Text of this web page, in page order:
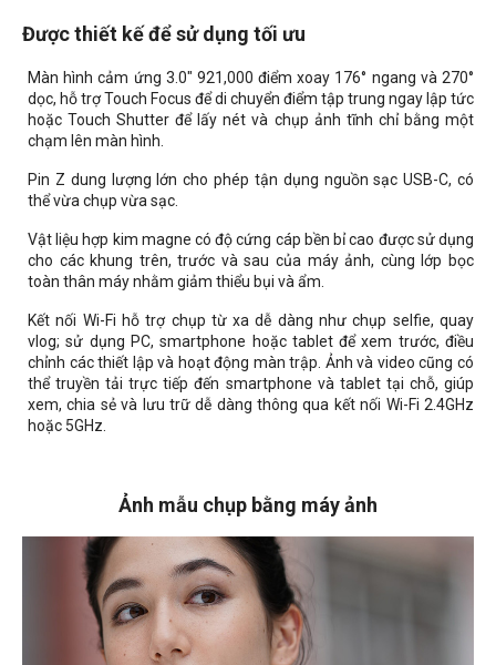
Được thiết kế để sử dụng tối ưu
Màn hình cảm ứng 3.0" 921,000 điểm xoay 176° ngang và 270°
dọc, hỗ trợ Touch Focus để di chuyển điểm tập trung ngay lập tức
hoặc Touch Shutter để lấy nét và chụp ảnh tĩnh chỉ bằng một
chạm lên màn hình.
Pin Z dung lượng lớn cho phép tận dụng nguồn sạc USB-C, có
thể vừa chụp vừa sạc.
Vật liệu hợp kim magne có độ cứng cáp bền bỉ cao được sử dụng
cho các khung trên, trước và sau của máy ảnh, cùng lớp bọc
toàn thân máy nhằm giảm thiểu bụi và ẩm.
Kết nối Wi-Fi hỗ trợ chụp từ xa dễ dàng như chụp selfie, quay
vlog; sử dụng PC, smartphone hoặc tablet để xem trước, điều
chỉnh các thiết lập và hoạt động màn trập. Ảnh và video cũng có
thể truyền tải trực tiếp đến smartphone và tablet tại chỗ, giúp
xem, chia sẻ và lưu trữ dễ dàng thông qua kết nối Wi-Fi 2.4GHz
hoặc 5GHz.
Ảnh mẫu chụp bằng máy ảnh